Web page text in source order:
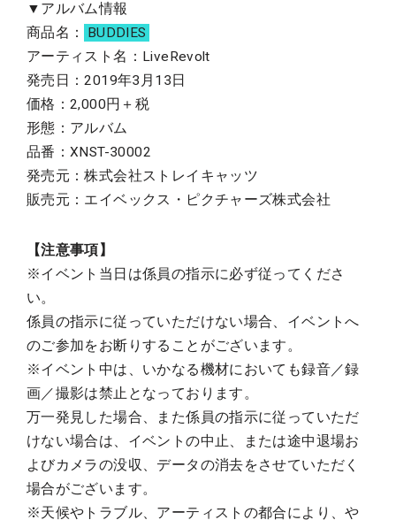
▼アルバム情報
商品名：
BUDDIES
アーティスト名：LiveRevolt
発売日：2019年3月13日
価格：2,000円＋税
形態：アルバム
品番：XNST-30002
発売元：株式会社ストレイキャッツ
販売元：エイベックス・ピクチャーズ株式会社
【注意事項】
※イベント当日は係員の指示に必ず従ってくださ
い。
係員の指示に従っていただけない場合、イベントへ
のご参加をお断りすることがございます。
※イベント中は、いかなる機材においても録音／録
画／撮影は禁止となっております。
万一発見した場合、また係員の指示に従っていただ
けない場合は、イベントの中止、または途中退場お
よびカメラの没収、データの消去をさせていただく
場合がございます。
※天候やトラブル、アーティストの都合により、や